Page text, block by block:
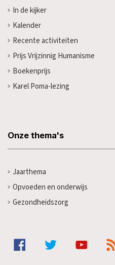
In de kijker
Kalender
Recente activiteiten
Prijs Vrijzinnig Humanisme
Boekenprijs
Karel Poma-lezing
Onze thema's
Jaarthema
Opvoeden en onderwijs
Gezondheidszorg